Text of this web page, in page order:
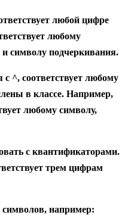
любой цифре
любому
символу подчеркивания.
с ^, соответствует любому
в классе. Например,
любому символу,
с квантификаторами.
трем цифрам
например: